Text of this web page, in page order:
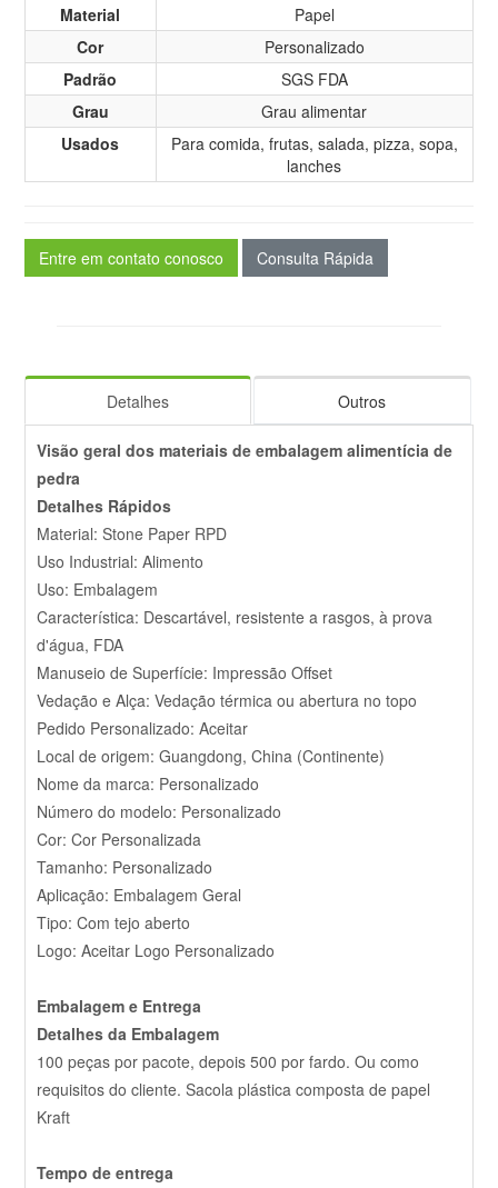
Material
Papel
Cor
Personalizado
Padrão
SGS FDA
Grau
Grau alimentar
Usados
Para comida, frutas, salada, pizza, sopa,
lanches
Entre em contato conosco Consulta Rápida
Detalhes Outros
Visão geral dos materiais de embalagem alimentícia de
pedra
Detalhes Rápidos
Material: Stone Paper RPD
Uso Industrial: Alimento
Uso: Embalagem
Característica: Descartável, resistente a rasgos, à prova
d'água, FDA
Manuseio de Superfície: Impressão Offset
Vedação e Alça: Vedação térmica ou abertura no topo
Pedido Personalizado: Aceitar
Local de origem: Guangdong, China (Continente)
Nome da marca: Personalizado
Número do modelo: Personalizado
Cor: Cor Personalizada
Tamanho: Personalizado
Aplicação: Embalagem Geral
Tipo: Com tejo aberto
Logo: Aceitar Logo Personalizado
Embalagem e Entrega
Detalhes da Embalagem
100 peças por pacote, depois 500 por fardo. Ou como
requisitos do cliente. Sacola plástica composta de papel
Kraft
Tempo de entrega